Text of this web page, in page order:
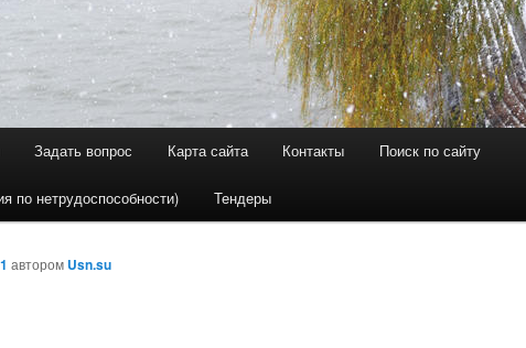
содержимому
Задать вопрос Карта сайта Контакты Поиск по сайту
по нетрудоспособности) Тендеры
автором Usn.su